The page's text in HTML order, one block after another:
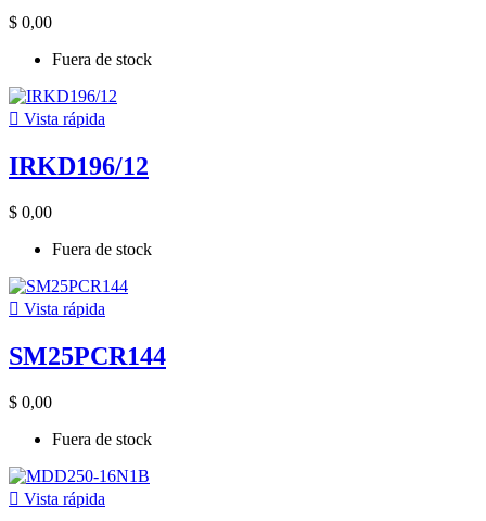
$ 0,00
Fuera de stock
 Vista rápida
IRKD196/12
$ 0,00
Fuera de stock
 Vista rápida
SM25PCR144
$ 0,00
Fuera de stock
 Vista rápida